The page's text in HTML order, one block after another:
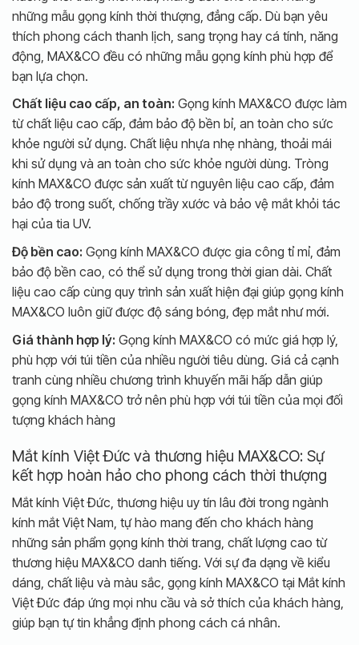
những mẫu gọng kính thời thượng, đẳng cấp. Dù bạn yêu
thích phong cách thanh lịch, sang trọng hay cá tính, năng
động, MAX&CO đều có những mẫu gọng kính phù hợp để
bạn lựa chọn.
Chất liệu cao cấp, an toàn: Gọng kính MAX&CO được làm
từ chất liệu cao cấp, đảm bảo độ bền bỉ, an toàn cho sức
khỏe người sử dụng. Chất liệu nhựa nhẹ nhàng, thoải mái
khi sử dụng và an toàn cho sức khỏe người dùng. Tròng
kính MAX&CO được sản xuất từ nguyên liệu cao cấp, đảm
bảo độ trong suốt, chống trầy xước và bảo vệ mắt khỏi tác
hại của tia UV.
Độ bền cao: Gọng kính MAX&CO được gia công tỉ mỉ, đảm
bảo độ bền cao, có thể sử dụng trong thời gian dài. Chất
liệu cao cấp cùng quy trình sản xuất hiện đại giúp gọng kính
MAX&CO luôn giữ được độ sáng bóng, đẹp mắt như mới.
Giá thành hợp lý: Gọng kính MAX&CO có mức giá hợp lý,
phù hợp với túi tiền của nhiều người tiêu dùng. Giá cả cạnh
tranh cùng nhiều chương trình khuyến mãi hấp dẫn giúp
gọng kính MAX&CO trở nên phù hợp với túi tiền của mọi đối
tượng khách hàng
Mắt kính Việt Đức và thương hiệu MAX&CO: Sự
kết hợp hoàn hảo cho phong cách thời thượng
Mắt kính Việt Đức, thương hiệu uy tín lâu đời trong ngành
kính mắt Việt Nam, tự hào mang đến cho khách hàng
những sản phẩm gọng kính thời trang, chất lượng cao từ
thương hiệu MAX&CO danh tiếng. Với sự đa dạng về kiểu
dáng, chất liệu và màu sắc, gọng kính MAX&CO tại Mắt kính
Việt Đức đáp ứng mọi nhu cầu và sở thích của khách hàng,
giúp bạn tự tin khẳng định phong cách cá nhân.